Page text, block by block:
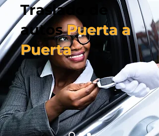
Traslado de
autosPuerta a
Puerta